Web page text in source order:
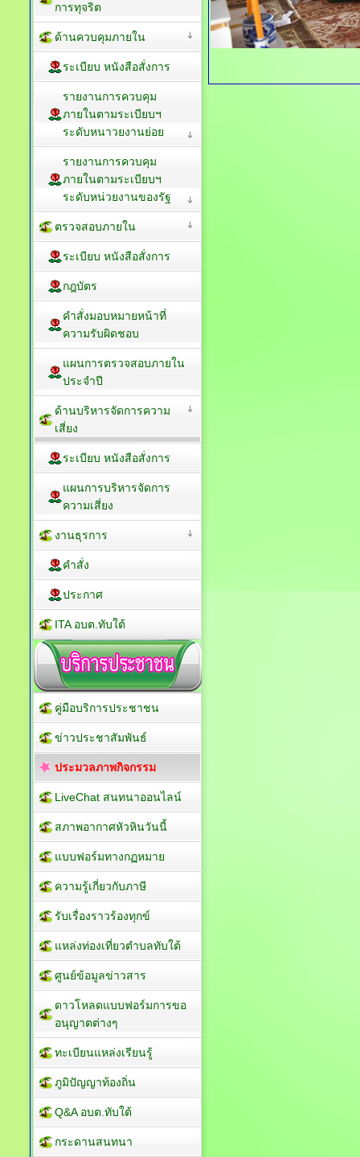
การทุจริต
ด้านควบคุมภายใน
ระเบียบ หนังสือสั่งการ
รายงานการควบคุม
ภายในตามระเบียบฯ
ระดับหนาวยงานย่อย
รายงานการควบคุม
ภายในตามระเบียบฯ
ระดับหน่วยงานของรัฐ
ตรวจสอบภายใน
ระเบียบ หนังสือสั่งการ
กฎบัตร
คำสั่งมอบหมายหน้าที่
ความรับผิดชอบ
แผนการตรวจสอบภายใน
ประจำปี
ด้านบริหารจัดการความ
เสี่ยง
ระเบียบ หนังสือสั่งการ
แผนการบริหารจัดการ
ความเสี่ยง
งานธุรการ
คำสั่ง
ประกาศ
ITA อบต.ทับใต้
คู่มือบริการประชาชน
ข่าวประชาสัมพันธ์
ประมวลภาพกิจกรรม
LiveChat สนทนาออนไลน์
สภาพอากาศหัวหินวันนี้
แบบฟอร์มทางกฏหมาย
ความรู้เกี่ยวกับภาษี
รับเรื่องราวร้องทุกข์
แหล่งท่องเที่ยวตำบลทับใต้
ศูนย์ข้อมูลข่าวสาร
ดาวโหลดแบบฟอร์มการขอ
อนุญาตต่างๆ
ทะเบียนแหล่งเรียนรู้
ภูมิปัญญาท้องถิ่น
Q&A อบต.ทับใต้
กระดานสนทนา